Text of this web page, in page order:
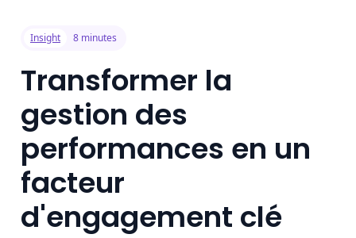
Insight 8 minutes
Transformer la
gestion des
performances en un
facteur
d'engagement clé